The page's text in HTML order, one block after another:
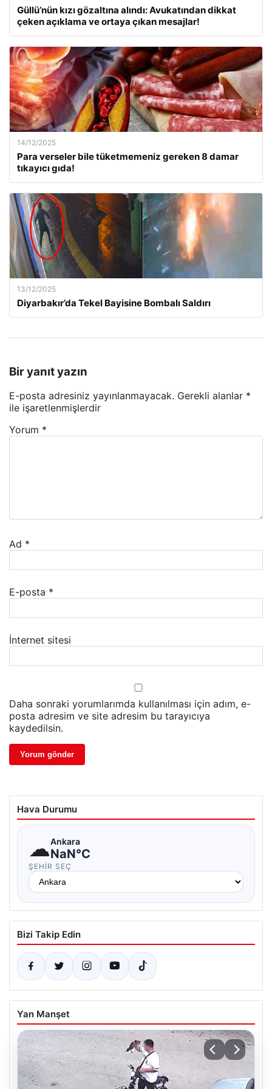
Güllü’nün kızı gözaltına alındı: Avukatından dikkat
çeken açıklama ve ortaya çıkan mesajlar!
14/12/2025
Para verseler bile tüketmemeniz gereken 8 damar
tıkayıcı gıda!
13/12/2025
Diyarbakır’da Tekel Bayisine Bombalı Saldırı
Bir yanıt yazın
E-posta adresiniz yayınlanmayacak. Gerekli alanlar *
ile işaretlenmişlerdir
Yorum *
Ad *
E-posta *
İnternet sitesi
Daha sonraki yorumlarımda kullanılması için adım, e-
posta adresim ve site adresim bu tarayıcıya
kaydedilsin.
Hava Durumu
☁Ankara
NaN°C
ŞEHIR SEÇ
Bizi Takip Edin
Yan Manşet